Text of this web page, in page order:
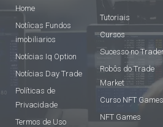
Home
Notíicas Fundos
imobiliarios
Notícias Iq Option
Notícias Day Trade
Políticas de
Privacidade
Termos de Uso
Tutoriais
Cursos
Sucesso no
Robôs do Trade
Market
Curso NFT Games
NFT Games